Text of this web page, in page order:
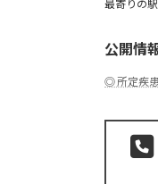
最寄りの
公開情
◎ 所定疾